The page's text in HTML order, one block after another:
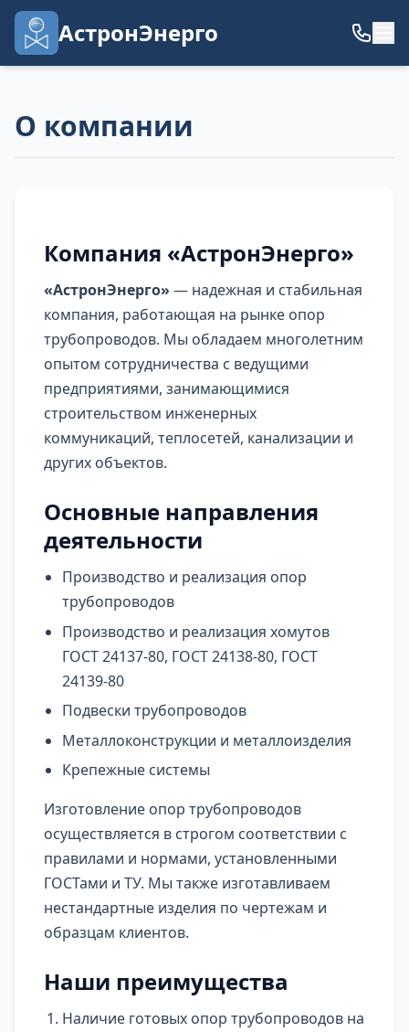
АстронЭнерго
О компании
Компания «АстронЭнерго»
«АстронЭнерго» — надежная и стабильная
компания, работающая на рынке опор
трубопроводов. Мы обладаем многолетним
опытом сотрудничества с ведущими
предприятиями, занимающимися
строительством инженерных
коммуникаций, теплосетей, канализации и
других объектов.
Основные направления
деятельности
Производство и реализация опор
трубопроводов
Производство и реализация хомутов
ГОСТ 24137-80, ГОСТ 24138-80, ГОСТ
24139-80
Подвески трубопроводов
Металлоконструкции и металлоизделия
Крепежные системы
Изготовление опор трубопроводов
осуществляется в строгом соответствии с
правилами и нормами, установленными
ГОСТами и ТУ. Мы также изготавливаем
нестандартные изделия по чертежам и
образцам клиентов.
Наши преимущества
Наличие готовых опор трубопроводов на